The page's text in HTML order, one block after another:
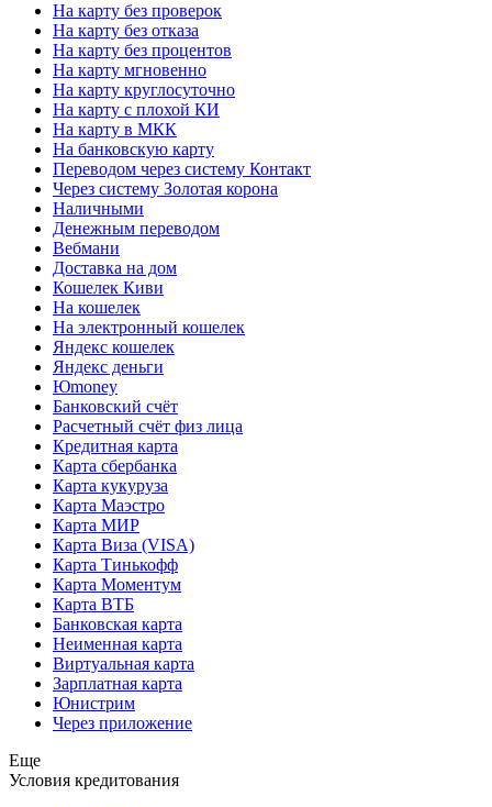
На карту без проверок
На карту без отказа
На карту без процентов
На карту мгновенно
На карту круглосуточно
На карту с плохой КИ
На карту в МКК
На банковскую карту
Переводом через систему Контакт
Через систему Золотая корона
Наличными
Денежным переводом
Вебмани
Доставка на дом
Кошелек Киви
На кошелек
На электронный кошелек
Яндекс кошелек
Яндекс деньги
Юmoney
Банковский счёт
Расчетный счёт физ лица
Кредитная карта
Карта сбербанка
Карта кукуруза
Карта Маэстро
Карта МИР
Карта Виза (VISA)
Карта Тинькофф
Карта Моментум
Карта ВТБ
Банковская карта
Неименная карта
Виртуальная карта
Зарплатная карта
Юнистрим
Через приложение
Еще
Условия кредитования